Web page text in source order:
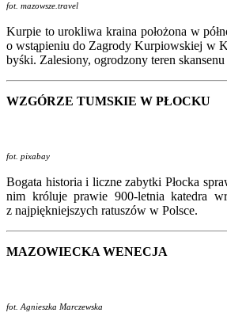
fot. mazowsze.travel
Kurpie to urokliwa kraina położona w
o wstąpieniu do Zagrody Kurpiowskiej w
byśki. Zalesiony, ogrodzony teren
WZGÓRZE TUMSKIE W PŁOCKU
fot. pixabay
Bogata historia i liczne zabytki Płocka
nim króluje prawie 900-letnia katedra
z najpiękniejszych ratuszów w Polsce.
MAZOWIECKA WENECJA
fot. Agnieszka Marczewska